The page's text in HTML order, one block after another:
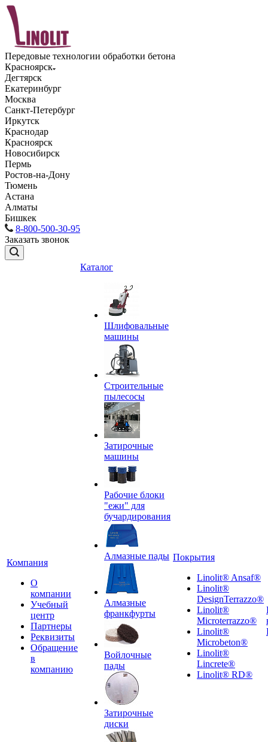
Передовые технологии обработки бетона
Красноярск
Дегтярск
Екатеринбург
Москва
Санкт-Петербург
Иркутск
Краснодар
Красноярск
Новосибирск
Пермь
Ростов-на-Дону
Тюмень
Астана
Алматы
Бишкек
8-800-500-30-95
Заказать звонок
Компания
О
компании
Учебный
центр
Партнеры
Реквизиты
Обращение
в
компанию
Каталог
Шлифовальные
машины
Строительные
пылесосы
Затирочные
машины
Рабочие блоки
"ежи" для
бучардирования
Алмазные пады
Алмазные
франкфурты
Войлочные
пады
Затирочные
диски
Покрытия
Linolit® Ansaf®
Linolit®
DesignTerrazzo®
Linolit®
Microterrazzo®
Linolit®
Microbeton®
Linolit®
Lincrete®
Linolit® RD®